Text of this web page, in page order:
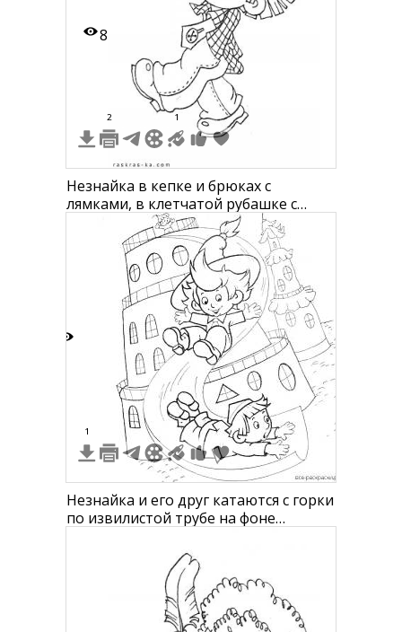
8
2 1
Незнайка в кепке и брюках с
лямками, в клетчатой рубашке с
галстуком-бабочкой
1
Незнайка и его друг катаются с горки
по извилистой трубе на фоне